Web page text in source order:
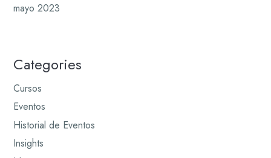
mayo 2023
Categories
Cursos
Eventos
Historial de Eventos
Insights